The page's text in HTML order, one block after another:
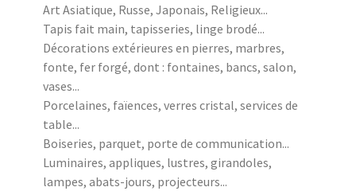
Art Asiatique, Russe, Japonais, Religieux...
Tapis fait main, tapisseries, linge brodé...
Décorations extérieures en pierres, marbres,
fonte, fer forgé, dont : fontaines, bancs, salon,
vases...
Porcelaines, faïences, verres cristal, services de
table...
Boiseries, parquet, porte de communication...
Luminaires, appliques, lustres, girandoles,
lampes, abats-jours, projecteurs...